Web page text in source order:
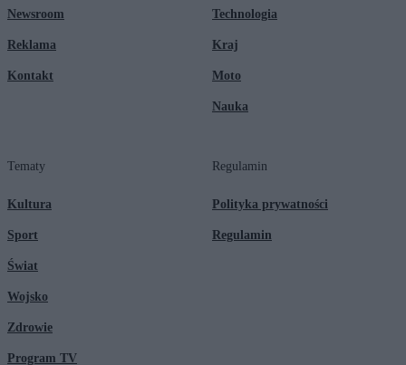
Newsroom
Reklama
Kontakt
Technologia
Kraj
Moto
Nauka
Tematy
Kultura
Sport
Świat
Wojsko
Zdrowie
Program TV
Regulamin
Polityka prywatności
Regulamin